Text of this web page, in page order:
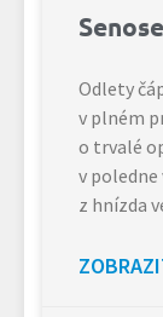
Odlety
v plném
o trvalé
v
z hnízda